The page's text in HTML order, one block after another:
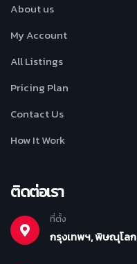
About us
My Account
All Listings
Pricing Plan
Contact Us
How It Work
ติดต่อเรา
ที่ตั้ง
กรุงเทพฯ, พิษณุโลก